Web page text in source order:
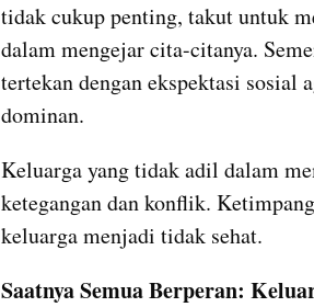
tidak cukup penting, takut untuk
dalam mengejar cita-citanya.
tertekan dengan ekspektasi sosial
dominan.
Keluarga yang tidak adil dalam
ketegangan dan konflik.
keluarga menjadi tidak sehat.
Saatnya Semua Berperan: